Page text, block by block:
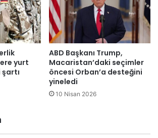
yurt
şartı
ABD Başkanı Trump,
Macaristan’daki seçimler
öncesi Orban’a desteğini
yineledi
10 Nisan 2026